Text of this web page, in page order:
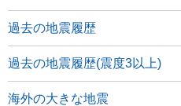
過去の地震履歴
過去の地震履歴(震度3以上)
海外の大きな地震